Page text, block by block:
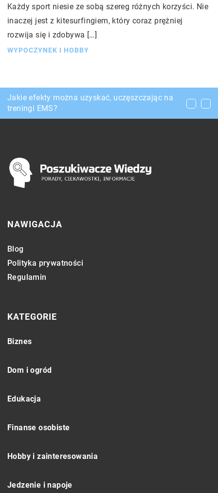
Każdy sport niesie ze sobą szereg różnych korzyści. Nie
inaczej jest z kitesurfingiem, który coraz prężniej
rozwija się i zdobywa […]
WYPOCZYNEK I HOBBY
Jakimi sposobami można dokonać korekty
wady wzroku?
Jakie efekty można uzyskać, uczęszczając na
treningi EMS?
Czym się kierować przy wyborze sukienki dla
córki?
NAWIGACJA
Blog
Polityka prywatności
Regulamin
KATEGORIE
Biznes
Dom i ogród
Edukacja
Finanse osobiste
Hobby i zainteresowania
Jedzenie i napoje